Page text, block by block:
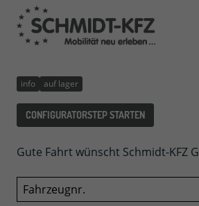
info auf lager
CONFIGURATORSTEP STARTEN
Gute Fahrt wünscht Schmidt-KFZ
Fahrzeugnr.